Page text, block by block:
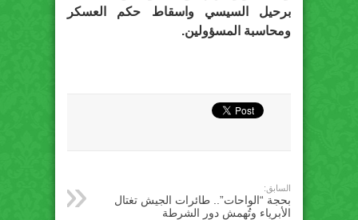
برحيل السيسي واسقاط حكم العسكر
ومحاسبة المسؤولين.
السابق:
بحجة “الواحات”.. طائرات الجيش تغتال
الأبرياء وتُهمش دور الشرطة